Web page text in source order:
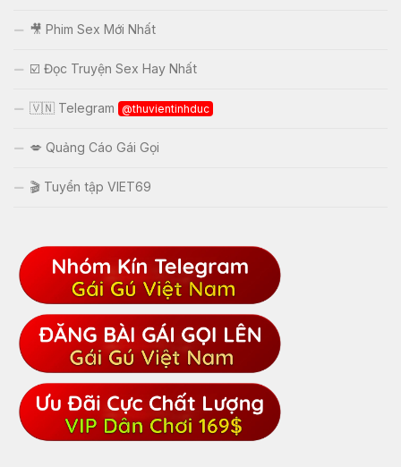
🎥 Phim Sex Mới Nhất
☑️ Đọc Truyện Sex Hay Nhất
🇻🇳 Telegram @thuvientinhduc
💋 Quảng Cáo Gái Gọi
🎬 Tuyển tập VIET69